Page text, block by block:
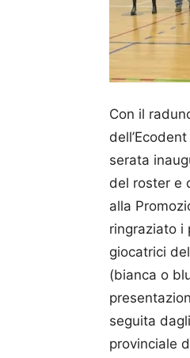
Con il
serata
del roster e
alla
ringraziato i
giocatrici
(bianca o
seguita
provinciale